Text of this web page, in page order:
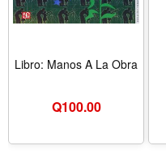
Libro: Manos A La Obra
Q100.00